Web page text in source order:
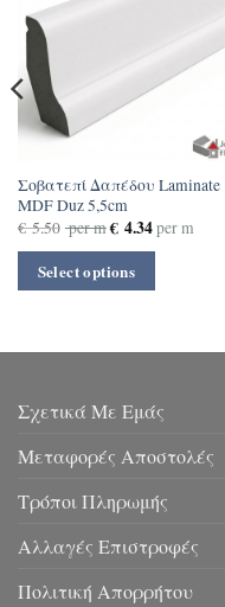
Σοβατεπί Δαπέδου Laminate
MDF Duz 5,5cm
€5.50 per m€4.34per m
Select options
Σχετικά Με Εμάς
Μεταφορές Αποστολές
Τρόποι Πληρωμής
Αλλαγές Επιστροφές
Πολιτική Απορρήτου